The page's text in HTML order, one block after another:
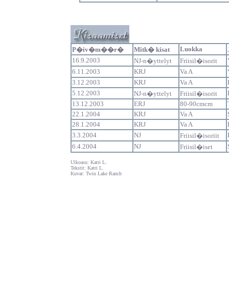
P�iv�m��r� Mitk� kisat Luokka
16.9.2003
NJ-n�yttelyt Friisil�isorit
6.11.2003
KRJ Va A
3.12.2003
KRJ Va A
5.12.2003
NJ-n�yttelyt Friisil�isorit
13.12.2003
ERJ 80-90cmcm
22.1.2004
KRJ Va A
28.1.2004
KRJ Va A
3.3.2004
NJ Friisil�isoriit
6.4.2004
NJ Friisil�iset
Ulkoasu: Katri L.
Tekstit: Katri L.
Kuvat: Twin Lake Ranch